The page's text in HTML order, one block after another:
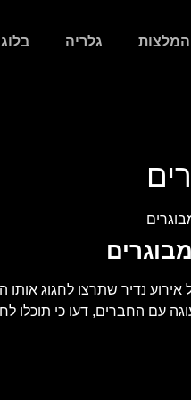
המלצות גלריה בלוג
נדיר שתרצו לחגוג
עם החברים, דעו כי תוכלו